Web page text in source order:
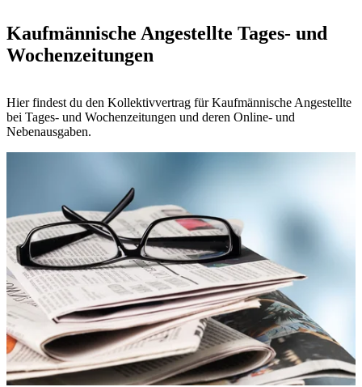
Kaufmännische Angestellte Tages- und
Wochenzeitungen
Hier findest du den Kollektivvertrag für Kaufmännische Angestellte
bei Tages- und Wochenzeitungen und deren Online- und
Nebenausgaben.